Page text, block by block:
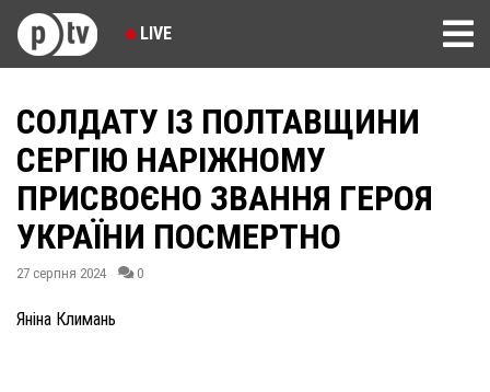
LIVE
СОЛДАТУ ІЗ ПОЛТАВЩИНИ
СЕРГІЮ НАРІЖНОМУ
ПРИСВОЄНО ЗВАННЯ ГЕРОЯ
УКРАЇНИ ПОСМЕРТНО
27 серпня 2024 0
Яніна Климань